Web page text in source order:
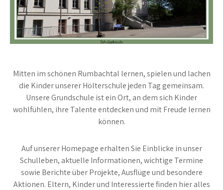
Mitten im schönen Rumbachtal lernen, spielen und lachen
die Kinder unserer Hölterschule jeden Tag gemeinsam.
Unsere Grundschule ist ein Ort, an dem sich Kinder
wohlfühlen, ihre Talente entdecken und mit Freude lernen
können.
Auf unserer Homepage erhalten Sie Einblicke in unser
Schulleben, aktuelle Informationen, wichtige Termine
sowie Berichte über Projekte, Ausflüge und besondere
Aktionen. Eltern, Kinder und Interessierte finden hier alles